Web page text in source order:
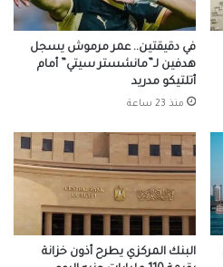
في دقيقتين.. عمر مرموش يسجل
هدفين لـ”مانشستر سيتي” أمام
أتلتيكو مدريد
منذ 23 ساعة
البنك المركزي يطرح أذون خزانة